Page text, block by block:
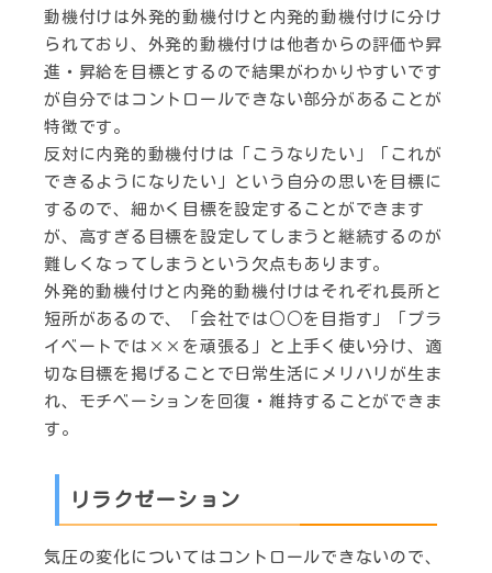
動機付けは外発的動機付けと内発的動機付けに分け
られており、外発的動機付けは他者からの評価や昇
進・昇給を目標とするので結果がわかりやすいです
が自分ではコントロールできない部分があることが
特徴です。
反対に内発的動機付けは「こうなりたい」「これが
できるようになりたい」という自分の思いを目標に
するので、細かく目標を設定することができます
が、高すぎる目標を設定してしまうと継続するのが
難しくなってしまうという欠点もあります。
外発的動機付けと内発的動機付けはそれぞれ長所と
短所があるので、「会社では○○を目指す」「プラ
イベートでは××を頑張る」と上手く使い分け、適
切な目標を掲げることで日常生活にメリハリが生ま
れ、モチベーションを回復・維持することができま
す。
リラクゼーション
気圧の変化についてはコントロールできないので、